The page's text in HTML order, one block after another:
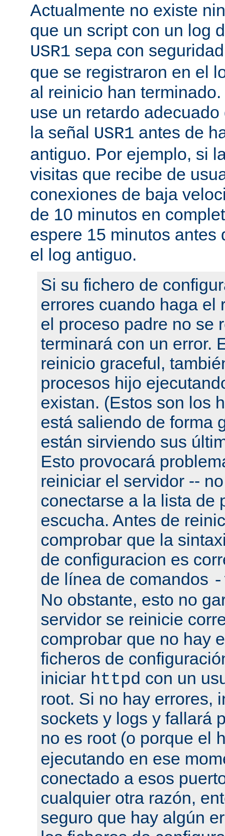
Actualmente no existe
que un script con un log
USR1 sepa con
que se registraron en el
al reinicio han
use un retardo
la señal USR1 antes de
antiguo. Por ejemplo, si
visitas que recibe de
conexiones de baja
de 10 minutos en
espere 15 minutos antes
el log antiguo.
Si su fichero de
errores cuando haga el
el proceso padre no se
terminará con un error.
reinicio graceful,
procesos hijo
existan. (Estos son los
está saliendo de forma
están sirviendo sus
Esto provocará
reiniciar el servidor --
conectarse a la lista de
escucha. Antes de
comprobar que la
de configuracion es
de línea de comandos
No obstante, esto no
servidor se reinicie
comprobar que no hay
ficheros de
iniciar httpd con un
root. Si no hay errores,
sockets y logs y fallará
no es root (o porque el
ejecutando en ese
conectado a esos
cualquier otra razón,
seguro que hay algún